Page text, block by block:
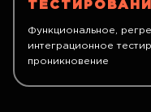
Функциональное,
интеграционное
проникновение